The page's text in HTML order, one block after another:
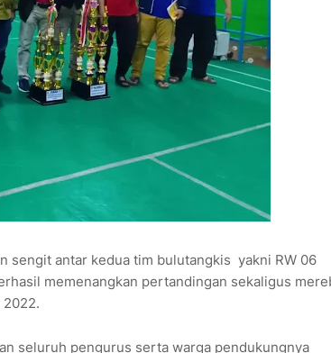
sengit antar kedua tim bulutangkis yakni RW 06
memenangkan pertandingan sekaligus
2022.
seluruh pengurus serta warga pendukungnya